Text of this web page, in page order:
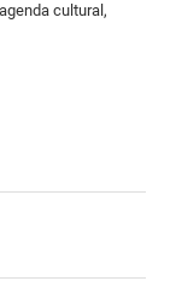
cultural,